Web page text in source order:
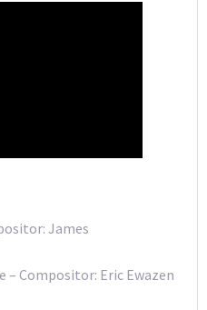
James
– Compositor: Eric Ewazen